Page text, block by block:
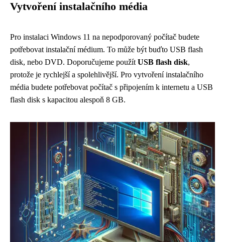
Vytvoření instalačního média
Pro instalaci Windows 11 na nepodporovaný počítač budete
potřebovat instalační médium. To může být buďto USB flash
disk, nebo DVD. Doporučujeme použít USB flash disk,
protože je rychlejší a spolehlivější. Pro vytvoření instalačního
média budete potřebovat počítač s připojením k internetu a USB
flash disk s kapacitou alespoň 8 GB.